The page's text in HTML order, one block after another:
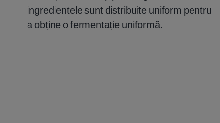
ingredientele sunt distribuite uniform pentru
a obține o fermentație uniformă.